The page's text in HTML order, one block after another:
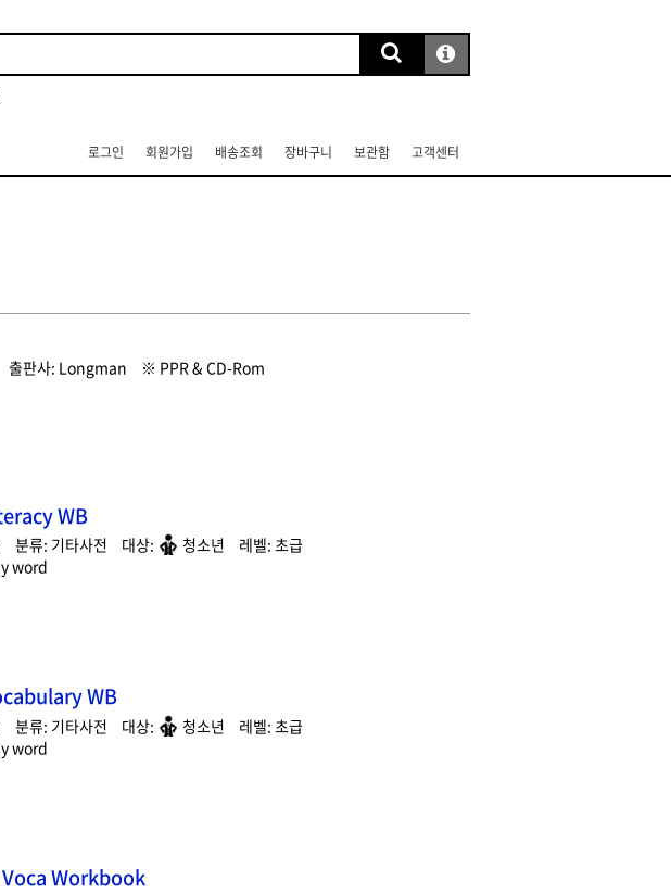
로그인 회원가입 배송조회 장바구니 보관함 고객센터
Longman
PPR & CD-Rom
WB
기타사전 청소년
초급
word
WB
기타사전 청소년
초급
word
Workbook